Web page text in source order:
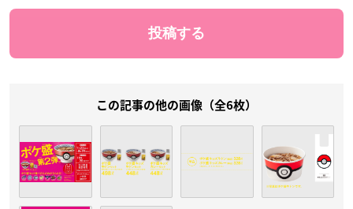
この記事の他の画像（全6枚）